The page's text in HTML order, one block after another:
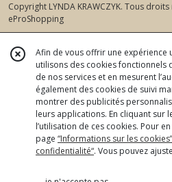
Copyright LYNDA KRAWCZYK. Tous
eProShopping
Afin de vous offrir une expérience
utilisons des cookies fonctionnels
de nos services et en mesurent
également des cookies de suivi
montrer des publicités
leurs applications. En cliquant sur
l’utilisation de ces cookies. Pour
page “Informations sur les cookies”
confidentialité“. Vous pouvez